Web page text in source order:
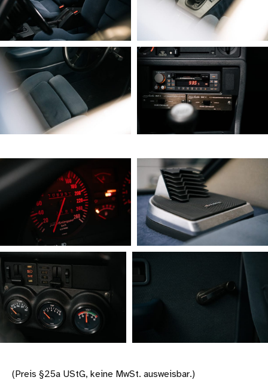
(Preis §25a UStG, keine MwSt. ausweisbar.)